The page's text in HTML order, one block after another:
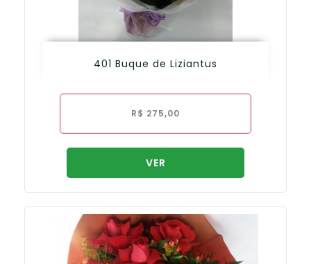
401 Buque de Liziantus
R$ 275,00
VER